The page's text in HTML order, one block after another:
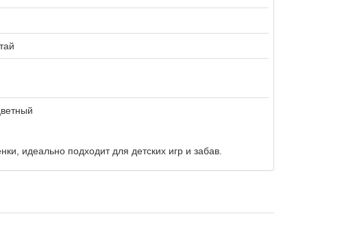
идеально подходит для детских игр и забав.